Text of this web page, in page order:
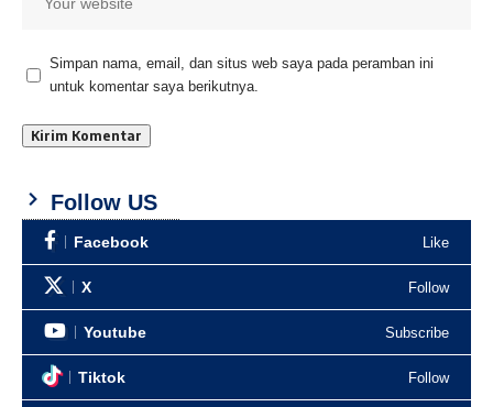
Simpan nama, email, dan situs web saya pada peramban ini
untuk komentar saya berikutnya.
Follow US
Facebook Like
X Follow
Youtube Subscribe
Tiktok Follow